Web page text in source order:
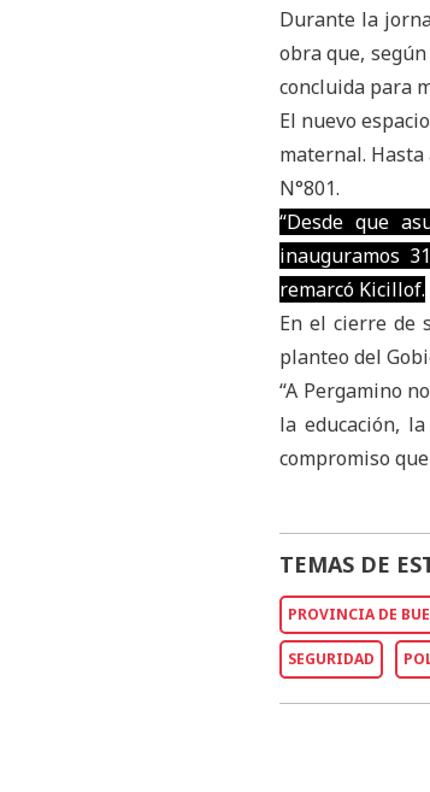
Durante la
obra que,
concluida para
El nuevo
maternal.
N°801.
“Desde que
inauguramos
remarcó Kicillof.
En el cierre de
planteo del
“A Pergamino
la educación,
compromiso
TEMAS DE
PROVINCIA DE
SEGURIDAD